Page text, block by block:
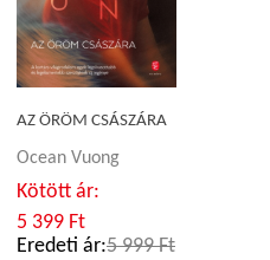
AZ ÖRÖM CSÁSZÁRA
Ocean Vuong
Kötött ár:
5 399 Ft
Eredeti ár:5 999 Ft